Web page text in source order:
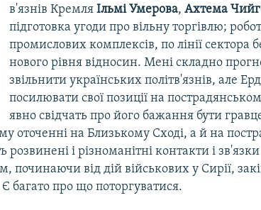
в'язнів Кремля Ільмі Умерова, Ахтема
підготовка угоди про вільну торгівлю;
промислових комплексів, по лінії сектора
нового рівня відносин. Мені складно
звільнити українських політв'язнів, але
посилювати свої позиції на
явно свідчать про його бажання бути
оточенні на Близькому Сході, а й на
розвинені і різноманітні контакти і
починаючи від дій військових у Сирії,
багато про що поторгуватися.